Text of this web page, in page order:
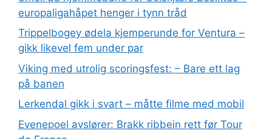
europaligahåpet henger i tynn tråd
Trippelbogey ødela kjemperunde for Ventura –
gikk likevel fem under par
Viking med utrolig scoringsfest: – Bare ett lag
på banen
Lerkendal gikk i svart – måtte filme med mobil
Evenepoel avslører: Brakk ribbein rett før Tour